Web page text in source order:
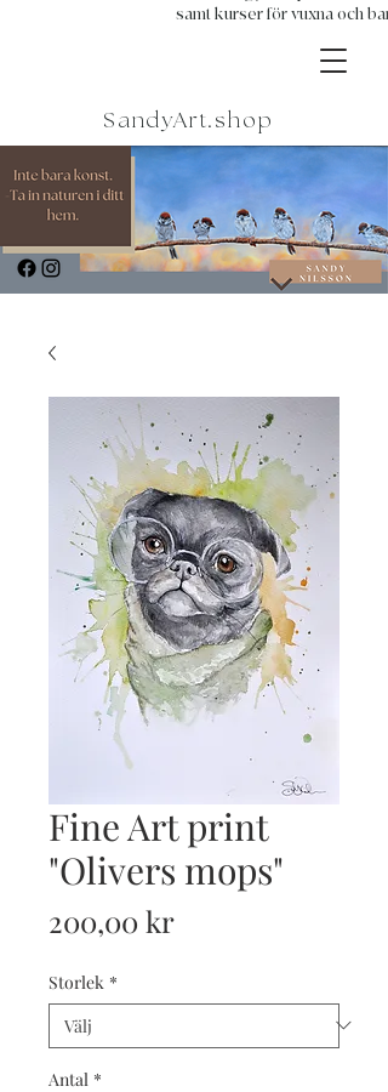
samt kurser för vuxna och
SandyArt.shop
Fine Art print
"Olivers mops"
200,00 krPris
Storlek *
Antal *